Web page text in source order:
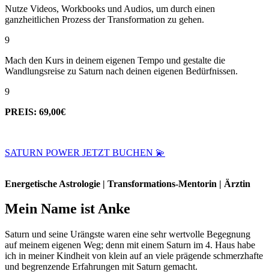
Nutze Videos, Workbooks und Audios, um durch einen
ganzheitlichen Prozess der Transformation zu gehen.
9
Mach den Kurs in deinem eigenen Tempo und gestalte die
Wandlungsreise zu Saturn nach deinen eigenen Bedürfnissen.
9
PREIS: 69,00€
SATURN POWER JETZT BUCHEN 💫
Energetische Astrologie | Transformations-Mentorin | Ärztin
Mein Name ist Anke
Saturn und seine Urängste waren eine sehr wertvolle Begegnung
auf meinem eigenen Weg; denn mit einem Saturn im 4. Haus habe
ich in meiner Kindheit von klein auf an viele prägende schmerzhafte
und begrenzende Erfahrungen mit Saturn gemacht.